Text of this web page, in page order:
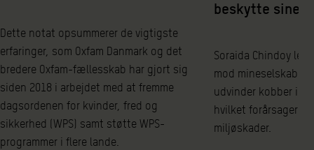
Dette notat opsummerer de vigtigste
erfaringer, som Oxfam Danmark og det
bredere Oxfam-fællesskab har gjort sig
siden 2018 i arbejdet med at fremme
dagsordenen for kvinder, fred og
sikkerhed (WPS) samt støtte WPS-
programmer i flere lande.
beskytte sine
Soraida Chindoy
mod mineselskabet
udvinder kobber i
hvilket forårsager
miljøskader.